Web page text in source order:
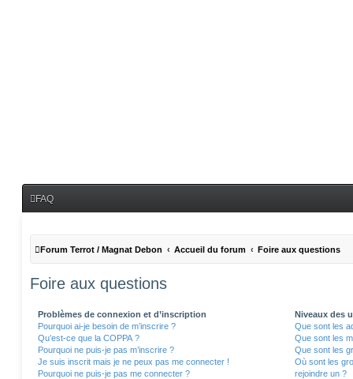
FAQ
Forum Terrot / Magnat Debon Accueil du forum Foire aux questions
Foire aux questions
Problèmes de connexion et d’inscription
Pourquoi ai-je besoin de m’inscrire ?
Qu’est-ce que la COPPA ?
Pourquoi ne puis-je pas m’inscrire ?
Je suis inscrit mais je ne peux pas me connecter !
Pourquoi ne puis-je pas me connecter ?
Niveaux des
Que sont les
Que sont les
Que sont les
Où sont les
rejoindre un ?